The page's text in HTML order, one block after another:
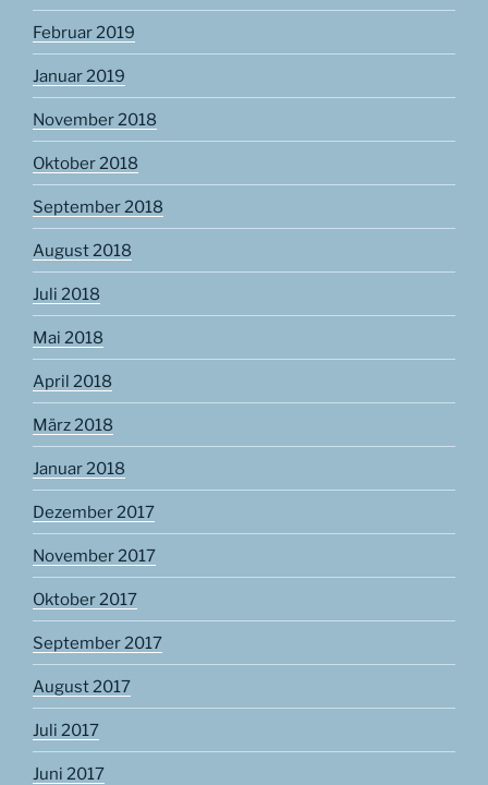
Februar 2019
Januar 2019
November 2018
Oktober 2018
September 2018
August 2018
Juli 2018
Mai 2018
April 2018
März 2018
Januar 2018
Dezember 2017
November 2017
Oktober 2017
September 2017
August 2017
Juli 2017
Juni 2017